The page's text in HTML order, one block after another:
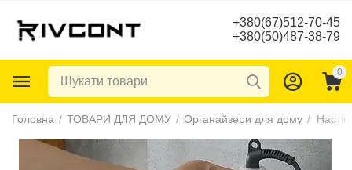
+380(67)512-70-45
+380(50)487-38-79
0
Головна / ТОВАРИ ДЛЯ ДОМУ / Органайзери для дому /